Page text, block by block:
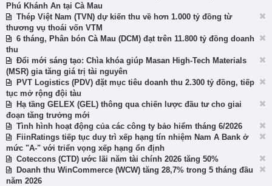
Phú Khánh An tại Cà Mau
Thép Việt Nam (TVN) dự kiến thu về hơn 1.000 tỷ đồng từ
thương vụ thoái vốn VTM
6 tháng, Phân bón Cà Mau (DCM) đạt trên 11.800 tỷ đồng doanh
thu
Đổi mới sáng tạo: Chìa khóa giúp Masan High-Tech Materials
(MSR) gia tăng giá trị tài nguyên
PVT Logistics (PDV) đặt mục tiêu doanh thu 2.300 tỷ đồng, tiếp
tục mở rộng đội tàu
Hạ tầng GELEX (GEL) thông qua chiến lược đầu tư cho giai
đoạn tăng trưởng mới
Tình hình hoạt động của các công ty bảo hiểm tháng 6/2026
FiinRatings tiếp tục duy trì xếp hạng tín nhiệm Nam A Bank ở
mức "A-" với triển vọng xếp hạng ổn định
Coteccons (CTD) ước lãi năm tài chính 2026 tăng 50%
Doanh thu WinCommerce (WCW) tăng 28,7% trong 5 tháng đầu
năm 2026